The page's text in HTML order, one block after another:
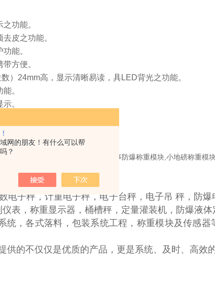
网的朋友！有什么可以帮
？
功能。
皮之功能。
能。
方便。
）24mm高，显示清晰易读，具LED背光之功能。
。
。
秤的使用寿命。
子秤
位置*、交通便捷的上海，是一家从事防爆称重模块,小地磅称重模
销售与服务的专业公司。
电子秤，计重电子秤，电子台秤，电子吊 秤，防爆
表，称重显示器，桶槽秤，定量灌装机，防爆液体
统，各式落料，包装系统工程，称重模块及传感器
的不仅仅是优质的产品，更是系统、及时、高效的